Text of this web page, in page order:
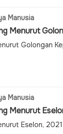
Manusia
Menurut
Golongan
Manusia
Menurut
Eselon,